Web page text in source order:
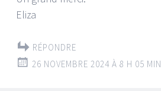
Eliza
RÉPONDRE
26 NOVEMBRE 2024 À 8 H 05 MIN